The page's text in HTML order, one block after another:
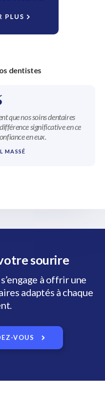
dentistes
que nos soins dentaires
significative en ce
en eux.
MASSÉ
sourire
à offrir une
adaptés à chaque
VOUS